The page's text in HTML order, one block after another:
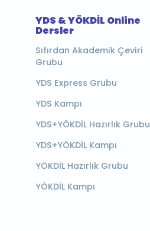
YDS & YÖKDİL Online
Dersler
Sıfırdan Akademik Çeviri
Grubu
YDS Express Grubu
YDS Kampı
YDS+YÖKDİL Hazırlık Grubu
YDS+YÖKDİL Kampı
YÖKDİL Hazırlık Grubu
YÖKDİL Kampı